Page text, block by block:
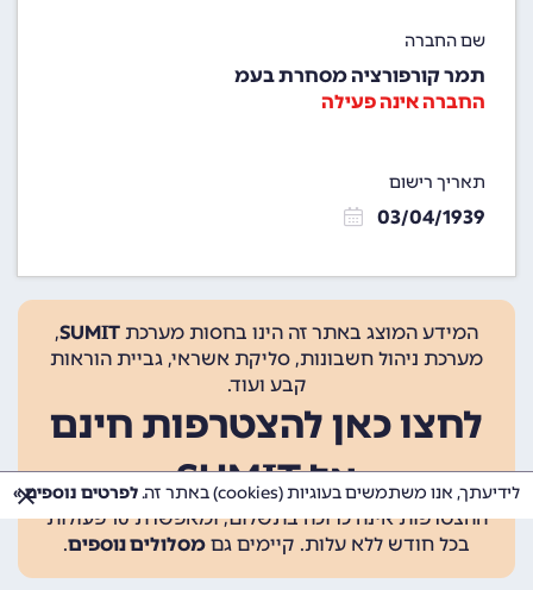
שם החברה
תמר קורפורציה מסחרת בעמ
החברה אינה פעילה
תאריך רישום
03/04/1939
המידע המוצג באתר זה הינו בחסות מערכת SUMIT
,
מערכת ניהול חשבונות, סליקת אשראי, גביית הוראות
קבע ועוד.
לחצו כאן להצטרפות חינם
אל SUMIT
ההצטרפות אינה כרוכה בתשלום, ומאפשרת 10 פעולות
בכל חודש ללא עלות. קיימים גם מסלולים נוספים.
לידיעתך, אנו משתמשים בעוגיות (cookies) באתר זה. לפרטים נוספים »